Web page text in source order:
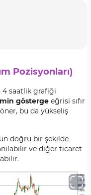
Pozisyonları)
saatlik grafiği
gösterge eğrisi sıfır
bu da yükseliş
doğru bir şekilde
ve diğer ticaret